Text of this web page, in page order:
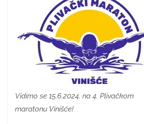
Vidimo se 15.6.2024. na 4. Plivačkom
maratonu Vinišće!